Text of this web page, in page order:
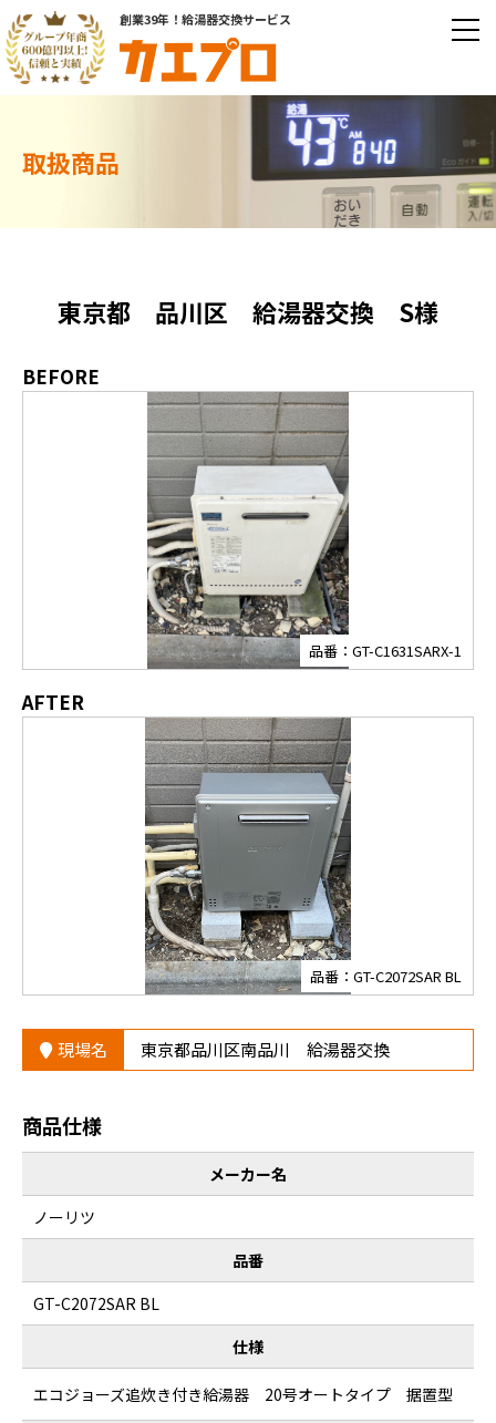
創業39年！給湯器交換サービス
取扱商品
東京都 品川区 給湯器交換 S様
BEFORE
品番：GT-C1631SARX-1
AFTER
品番：GT-C2072SAR BL
現場名 東京都品川区南品川 給湯器交換
商品仕様
メーカー名
ノーリツ
品番
GT-C2072SAR BL
仕様
エコジョーズ追炊き付き給湯器 20号オートタイプ 据置型